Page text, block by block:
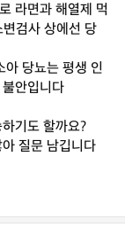
라면과 해열제 먹
검사 상에선 당
아 당뇨는 평생 인
안입니다
기도 할까요?
질문 남깁니다